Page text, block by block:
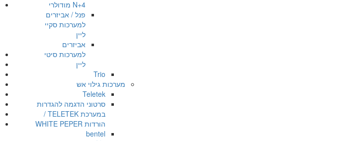
N+4 מודולרי
פנל / אביזרים
למערכות סקיי
ליין
אביזרים
למערכות סיטי
ליין
Trio
מערכות גילוי אש
Teletek
סרטוני הדגמה להגדרות
במערכת TELETEK /
הורדות WHITE PEPER
bentel